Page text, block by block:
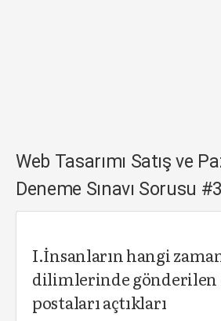
Web Tasarımı Satış ve
Deneme Sınavı Sorusu
I.İnsanların hangi
dilimlerinde
postaları açtıkları